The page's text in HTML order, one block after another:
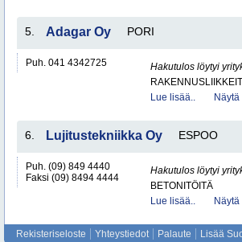
5. Adagar Oy PORI
Puh. 041 4342725
Hakutulos löytyi
Lue lisää..
6. Lujitustekniikka Oy ESPOO
Puh. (09) 849 4440
Faksi (09) 8494 4444
Hakutulos löytyi
BETONITÖITÄ
Lue lisää..
Rekisteriseloste Yhteystiedot Palaute Lisää